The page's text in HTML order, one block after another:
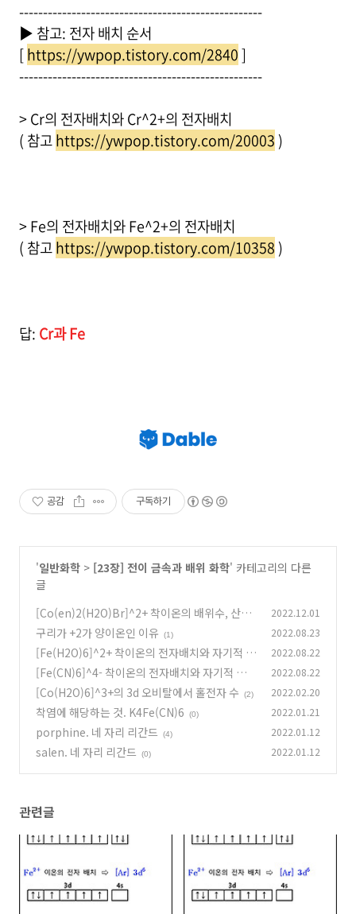
---------------------------------------------------
▶ 참고: 전자 배치 순서
[https://ywpop.tistory.com/2840]
---------------------------------------------------
> Cr의 전자배치와 Cr^2+의 전자배치
( 참고https://ywpop.tistory.com/20003 )
> Fe의 전자배치와 Fe^2+의 전자배치
( 참고https://ywpop.tistory.com/10358 )
답: Cr과 Fe
공감 구독하기
'일반화학 > [23장] 전이 금속과 배위 화학' 카테고리의 다른
글
[Co(en)2(H2O)Br]^2+ 착이온의 배위수, 산화
수
(0)
2022.12.01
구리가 +2가 양이온인 이유 (1) 2022.08.23
[Fe(H2O)6]^2+ 착이온의 전자배치와 자기적 성
질 (0)
2022.08.22
[Fe(CN)6]^4- 착이온의 전자배치와 자기적 성질
(1)
2022.08.22
[Co(H2O)6]^3+의 3d 오비탈에서 홀전자 수 (2) 2022.02.20
착염에 해당하는 것. K4Fe(CN)6 (0) 2022.01.21
porphine. 네 자리 리간드 (4) 2022.01.12
salen. 네 자리 리간드 (0) 2022.01.12
관련글